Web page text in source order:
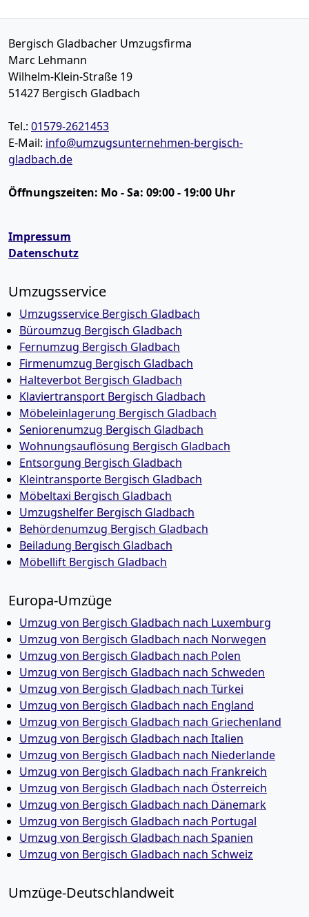
Bergisch Gladbacher Umzugsfirma
Marc Lehmann
Wilhelm-Klein-Straße 19
51427 Bergisch Gladbach
Tel.: 01579-2621453
E-Mail: info@umzugsunternehmen-bergisch-
gladbach.de
Öffnungszeiten: Mo - Sa: 09:00 - 19:00 Uhr
Impressum
Datenschutz
Umzugsservice
Umzugsservice Bergisch Gladbach
Büroumzug Bergisch Gladbach
Fernumzug Bergisch Gladbach
Firmenumzug Bergisch Gladbach
Halteverbot Bergisch Gladbach
Klaviertransport Bergisch Gladbach
Möbeleinlagerung Bergisch Gladbach
Seniorenumzug Bergisch Gladbach
Wohnungsauflösung Bergisch Gladbach
Entsorgung Bergisch Gladbach
Kleintransporte Bergisch Gladbach
Möbeltaxi Bergisch Gladbach
Umzugshelfer Bergisch Gladbach
Behördenumzug Bergisch Gladbach
Beiladung Bergisch Gladbach
Möbellift Bergisch Gladbach
Europa-Umzüge
Umzug von Bergisch Gladbach nach Luxemburg
Umzug von Bergisch Gladbach nach Norwegen
Umzug von Bergisch Gladbach nach Polen
Umzug von Bergisch Gladbach nach Schweden
Umzug von Bergisch Gladbach nach Türkei
Umzug von Bergisch Gladbach nach England
Umzug von Bergisch Gladbach nach Griechenland
Umzug von Bergisch Gladbach nach Italien
Umzug von Bergisch Gladbach nach Niederlande
Umzug von Bergisch Gladbach nach Frankreich
Umzug von Bergisch Gladbach nach Österreich
Umzug von Bergisch Gladbach nach Dänemark
Umzug von Bergisch Gladbach nach Portugal
Umzug von Bergisch Gladbach nach Spanien
Umzug von Bergisch Gladbach nach Schweiz
Umzüge-Deutschlandweit